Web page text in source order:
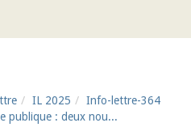
IL 2025
Info-lettre-364
publique : deux nou...